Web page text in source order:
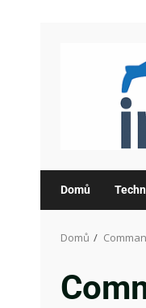
Domů
Domů